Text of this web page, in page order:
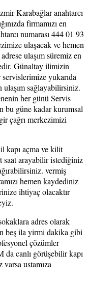
Karabağlar anahtarcı
firmamızı en
numarası 444 01 93
ulaşacak ve hemen
ulaşım süremiz en
Günaltay ilimizin
yukarıda
sağlayabilirsiniz.
her günü Servis
bu güne kadar kurumsal
çağrı merkezimizi
kapı açma ve kilit
arayabilir istediğiniz
vermiş
hemen kaydediniz
ihtiyaç olacaktır
adres olarak
beş ila yirmi dakika gibi
çözümler
da canlı görüşebilir kapı
ustamıza